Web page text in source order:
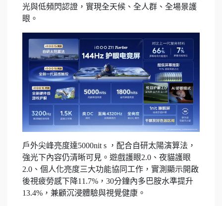
光與低頻閃認證，實現全天候、全人群、全場景護
眼。
戶外尖峰亮度達5000nit s ，配合自研太陽演算法，
強光下內容仍清晰可見。遊戲護眼2.0、夜貓護眼
2.0、個人化亮度三大功能協同工作，實測顯示開啟
後視疲勞感下降11.7%，30分鐘內多巴胺水準提升
13.4%，兼顧沉浸體驗與視覺健康。